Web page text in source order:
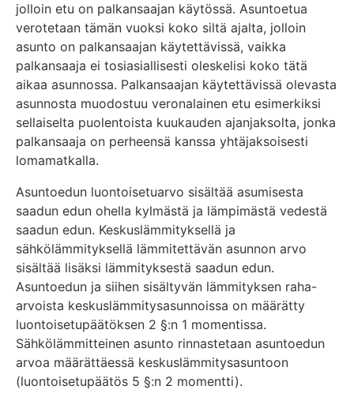
jolloin etu on palkansaajan käytössä. Asuntoetua
verotetaan tämän vuoksi koko siltä ajalta, jolloin
asunto on palkansaajan käytettävissä, vaikka
palkansaaja ei tosiasiallisesti oleskelisi koko tätä
aikaa asunnossa. Palkansaajan käytettävissä olevasta
asunnosta muodostuu veronalainen etu esimerkiksi
sellaiselta puolentoista kuukauden ajanjaksolta, jonka
palkansaaja on perheensä kanssa yhtäjaksoisesti
lomamatkalla.
Asuntoedun luontoisetuarvo sisältää asumisesta
saadun edun ohella kylmästä ja lämpimästä vedestä
saadun edun. Keskuslämmityksellä ja
sähkölämmityksellä lämmitettävän asunnon arvo
sisältää lisäksi lämmityksestä saadun edun.
Asuntoedun ja siihen sisältyvän lämmityksen raha-
arvoista keskuslämmitysasunnoissa on määrätty
luontoisetupäätöksen 2 §:n 1 momentissa.
Sähkölämmitteinen asunto rinnastetaan asuntoedun
arvoa määrättäessä keskuslämmitysasuntoon
(luontoisetupäätös 5 §:n 2 momentti).